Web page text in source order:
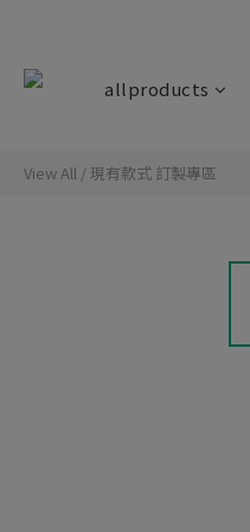
allproducts
View All /現有款式 訂製專區